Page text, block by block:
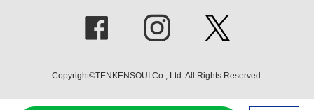
Copyright©TENKENSOUI Co., Ltd. All Rights Reserved.